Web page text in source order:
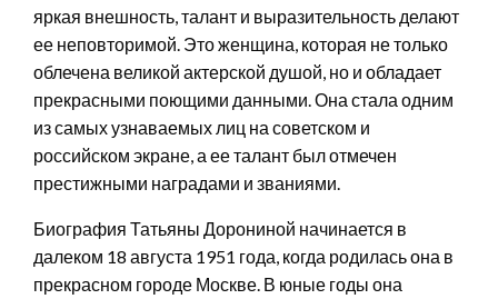
яркая внешность, талант и выразительность делают
ее неповторимой. Это женщина, которая не только
облечена великой актерской душой, но и обладает
прекрасными поющими данными. Она стала одним
из самых узнаваемых лиц на советском и
российском экране, а ее талант был отмечен
престижными наградами и званиями.
Биография Татьяны Дорониной начинается в
далеком 18 августа 1951 года, когда родилась она в
прекрасном городе Москве. В юные годы она